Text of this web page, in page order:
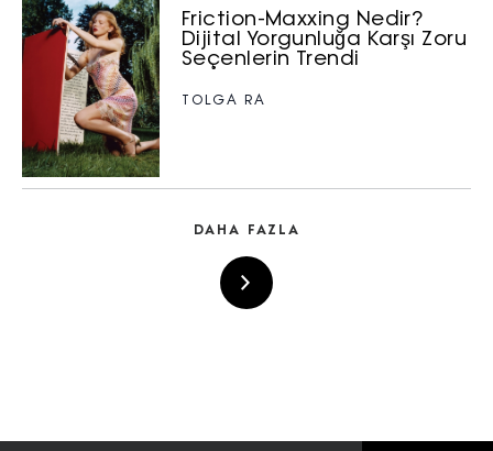
Friction-Maxxing Nedir?
Dijital Yorgunluğa Karşı Zoru
Seçenlerin Trendi
TOLGA RA
DAHA FAZLA